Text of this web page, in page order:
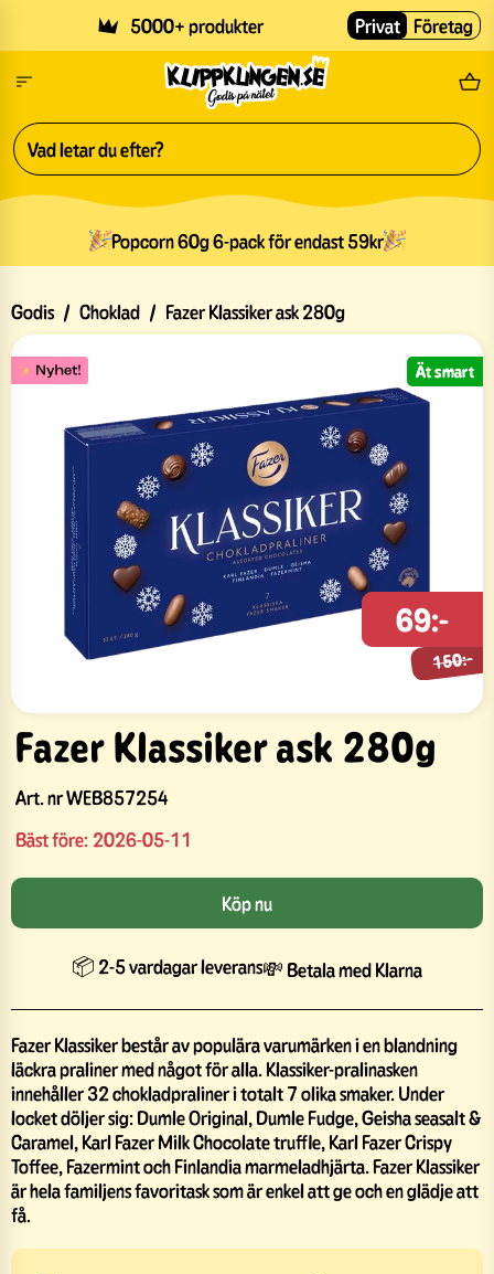
5000+ produkter Fri
Privat Företag
Popcorn 60g 6-pack för endast 59kr
Godis / Choklad / Fazer Klassiker ask 280g
Ät smart
Fazer Klassiker ask 280g
Art. nrWEB857254
Bäst före: 2026-05-11
69:-
150:-
150:-
Köp nu
📦 2-5 vardagar leverans💸 Betala med Klarna
Fazer Klassiker består av populära varumärken i en blandning
läckra praliner med något för alla. Klassiker-pralinasken
innehåller 32 chokladpraliner i totalt 7 olika smaker. Under
locket döljer sig: Dumle Original, Dumle Fudge, Geisha seasalt &
Caramel, Karl Fazer Milk Chocolate truffle, Karl Fazer Crispy
Toffee, Fazermint och Finlandia marmeladhjärta. Fazer Klassiker
är hela familjens favoritask som är enkel att ge och en glädje att
få.